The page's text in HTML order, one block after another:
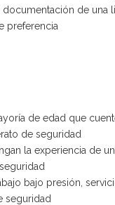
de una
preferencia
de edad que
de seguridad
la experiencia de
bajo presión,
seguridad